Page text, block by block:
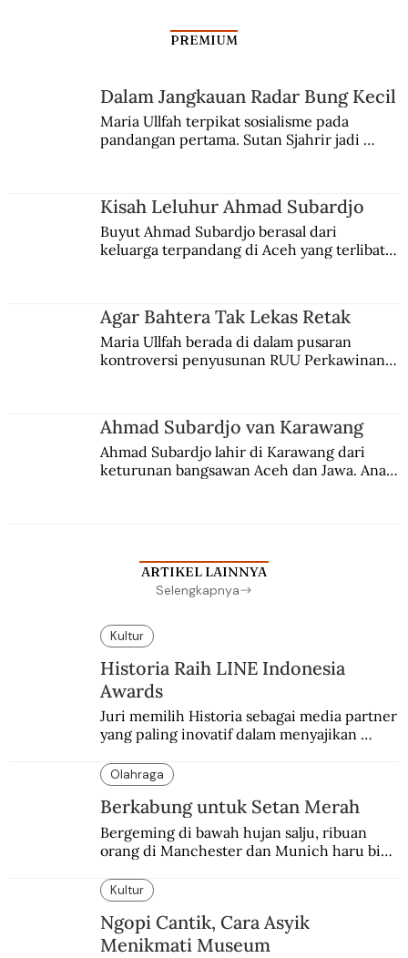
Candu untuk Revolusi Indonesia
PREMIUM
Dalam Jangkauan Radar Bung Kecil
Maria Ullfah terpikat sosialisme pada
pandangan pertama. Sutan Sjahrir jadi
Kisah Leluhur Ahmad Subardjo
Buyut Ahmad Subardjo berasal dari
keluarga terpandang di Aceh yang terlibat
Agar Bahtera Tak Lekas Retak
Maria Ullfah berada di dalam pusaran
kontroversi penyusunan RUU Perkawinan.
Ahmad Subardjo van Karawang
Ahmad Subardjo lahir di Karawang dari
keturunan bangsawan Aceh dan Jawa. Anak
ARTIKEL LAINNYA
Selengkapnya
Kultur
Historia Raih LINE Indonesia
Awards
Juri memilih Historia sebagai media partner
yang paling inovatif dalam menyajikan
Olahraga
Berkabung untuk Setan Merah
Bergeming di bawah hujan salju, ribuan
orang di Manchester dan Munich haru biru
menimpa MU.
Kultur
Ngopi Cantik, Cara Asyik
Menikmati Museum